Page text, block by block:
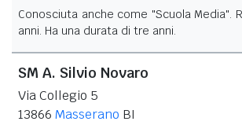
Conosciuta anche come "Scuola Media".
anni. Ha una durata di tre anni.
SM A. Silvio Novaro
Via Collegio 5
13866 Masserano BI